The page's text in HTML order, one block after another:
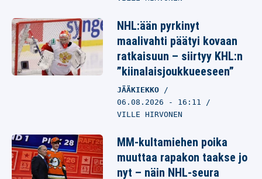
NHL:ään pyrkinyt
maalivahti päätyi kovaan
ratkaisuun – siirtyy KHL:n
”kiinalaisjoukkueeseen”
JÄÄKIEKKO
06.08.2026 - 16:11
VILLE HIRVONEN
MM-kultamiehen poika
muuttaa rapakon taakse jo
nyt – näin NHL-seura